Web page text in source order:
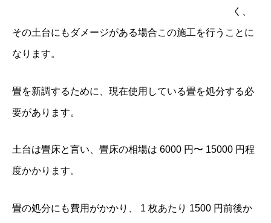
く、
その土台にもダメージがある場合この施工を行うことに
なります。
畳を新調するために、現在使用している畳を処分する必
要があります。
土台は畳床と言い、畳床の相場は 6000 円〜 15000 円程
度かかります。
畳の処分にも費用がかかり、 1 枚あたり 1500 円前後か